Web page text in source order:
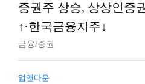
증권주 상승, 상상인증권
↑·한국금융지주↓
금융/증권
업앤다운